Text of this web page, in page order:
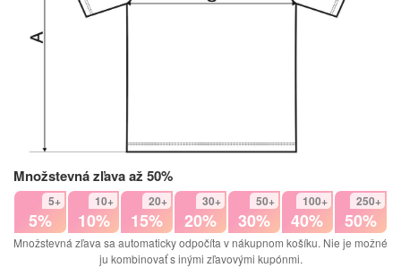
Množstevná zľava až 50%
5+
5%
10+
10%
20+
15%
30+
20%
50+
30%
100+
40%
250+
50%
Množstevná zľava sa automaticky odpočíta v nákupnom košíku. Nie je možné
ju kombinovať s inými zľavovými kupónmi.